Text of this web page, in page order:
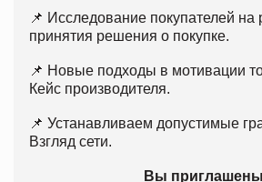
📌 Исследование покупателей на
принятия решения о покупке.
📌 Новые подходы в мотивации
Кейс производителя.
📌 Устанавливаем допустимые
Взгляд сети.
Вы